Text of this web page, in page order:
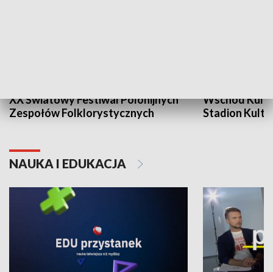
XX Światowy Festiwal Polonijnych
Zespołów Folklorystycznych
Wschód
Stadion
NAUKA I EDUKACJA